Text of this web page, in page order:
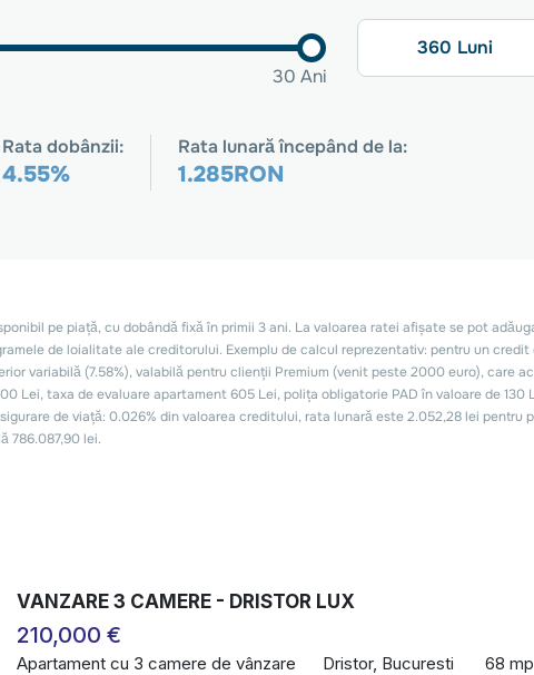
VANZARE 3 CAMERE - DRISTOR LUX
210,000 €
Apartament cu 3 camere de vânzare Dristor, Bucuresti 68 mp